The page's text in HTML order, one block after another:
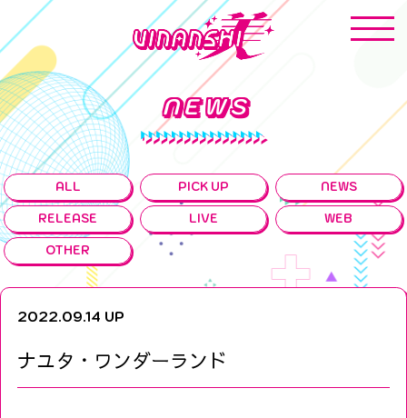
NEWS
ALL PICK UP NEWS
RELEASE LIVE WEB
OTHER
2022.09.14 UP
ナユタ・ワンダーランド